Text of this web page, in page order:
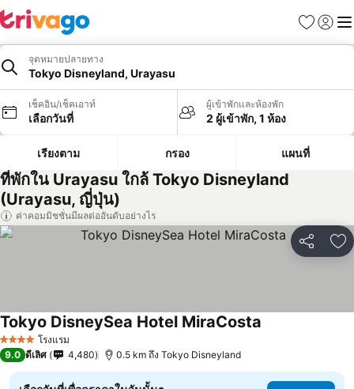
รายการโป
เข้าสู่ร
เมนู
จุดหมายปลายทาง
Tokyo Disneyland, Urayasu
เช็คอิน/เช็คเอาท์
เลือกวันที่
ผู้เข้าพักและห้องพัก
2 ผู้เข้าพัก, 1 ห้อง
เรียงตาม กรอง แผนที่
ที่พักใน Urayasu ใกล้ Tokyo Disneyland
(Urayasu, ญี่ปุ่น)
ค่าคอมมิชชั่นมีผลต่ออันดับอย่างไร
แชร์ เ
4 ดาว โรงแรม
Tokyo DisneySea Hotel MiraCosta
9.0 ดีเลิศ 4,480 0.5 km ถึง Tokyo Disneyland